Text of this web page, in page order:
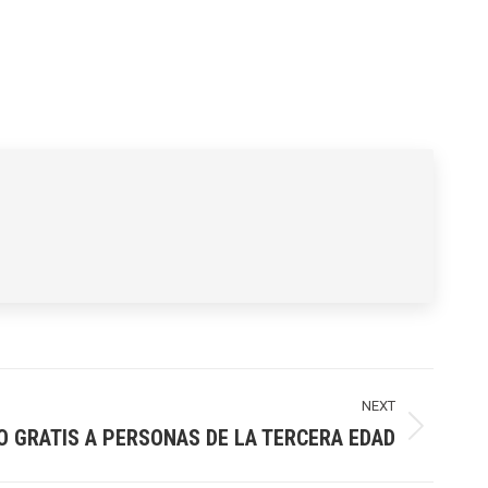
NEXT
GRATIS A PERSONAS DE LA TERCERA EDAD